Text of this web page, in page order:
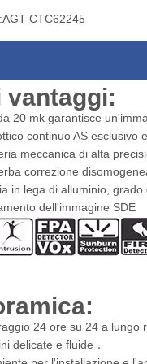
puntamento a tre assi
con telecamera drone
AGT-CTC62245
vantaggi:
20 mk garantisce
continuo AS esclusivo
meccanica di alta
correzione
in lega di alluminio, grado
dell'immagine SDE
24 ore su 24 a lungo
delicate e fluide．